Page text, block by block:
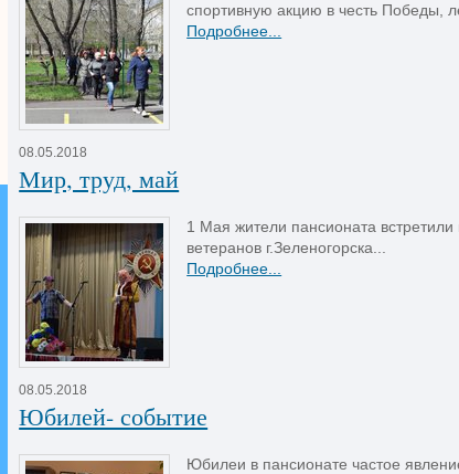
спортивную акцию в честь Победы,
Подробнее...
08.05.2018
Мир, труд, май
1 Мая жители пансионата
ветеранов г.Зеленогорска...
Подробнее...
08.05.2018
Юбилей- событие
Юбилеи в пансионате частое